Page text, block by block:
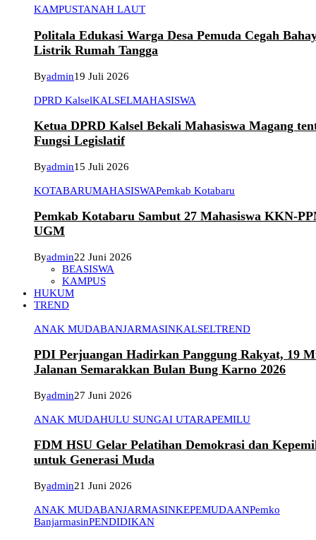
KAMPUSTANAH LAUT
Politala Edukasi Warga Desa Pemuda Cegah
Listrik Rumah Tangga
Byadmin19 Juli 2026
DPRD KalselKALSELMAHASISWA
Ketua DPRD Kalsel Bekali Mahasiswa Magang
Fungsi Legislatif
Byadmin15 Juli 2026
KOTABARUMAHASISWAPemkab Kotabaru
Pemkab Kotabaru Sambut 27 Mahasiswa KKN-
UGM
Byadmin22 Juni 2026
BEASISWA
KAMPUS
HUKUM
TREND
ANAK MUDABANJARMASINKALSELTREND
PDI Perjuangan Hadirkan Panggung Rakyat, 19
Jalanan Semarakkan Bulan Bung Karno 2026
Byadmin27 Juni 2026
ANAK MUDAHULU SUNGAI UTARAPEMILU
FDM HSU Gelar Pelatihan Demokrasi dan
untuk Generasi Muda
Byadmin21 Juni 2026
ANAK MUDABANJARMASINKEPEMUDAANPemko
BanjarmasinPENDIDIKAN